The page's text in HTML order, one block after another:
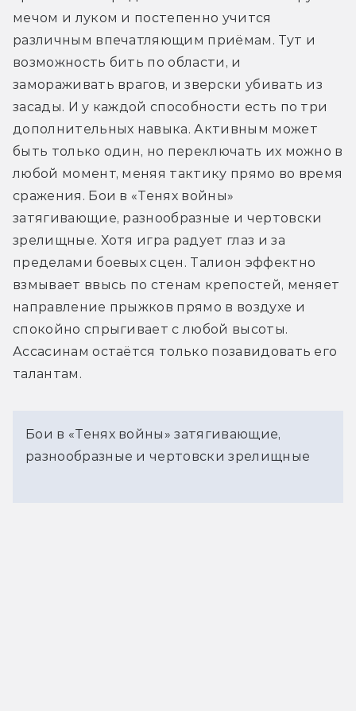
мечом и луком и постепенно учится
различным впечатляющим приёмам. Тут и
возможность бить по области, и
замораживать врагов, и зверски убивать из
засады. И у каждой способности есть по три
дополнительных навыка. Активным может
быть только один, но переключать их можно в
любой момент, меняя тактику прямо во время
сражения. Бои в «Тенях войны»
затягивающие, разнообразные и чертовски
зрелищные. Хотя игра радует глаз и за
пределами боевых сцен. Талион эффектно
взмывает ввысь по стенам крепостей, меняет
направление прыжков прямо в воздухе и
спокойно спрыгивает с любой высоты.
Ассасинам остаётся только позавидовать его
талантам.
Бои в «Тенях войны» затягивающие,
разнообразные и чертовски зрелищные